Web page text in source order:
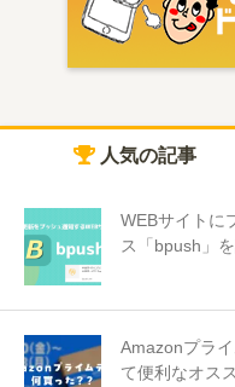
人気の記事
WEBサイトに
ス「bpush」
Amazonプラ
て便利なオス